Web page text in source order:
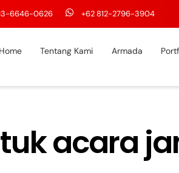
6646-0626 +62 812-2796-3904
Home Tentang Kami Armada
acara